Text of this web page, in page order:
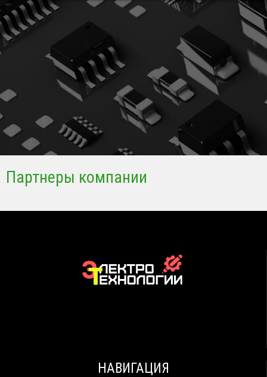
Партнеры компании
НАВИГАЦИЯ